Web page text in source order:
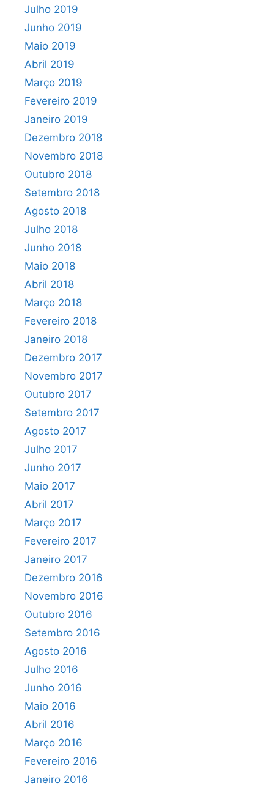
Julho 2019
Junho 2019
Maio 2019
Abril 2019
Março 2019
Fevereiro 2019
Janeiro 2019
Dezembro 2018
Novembro 2018
Outubro 2018
Setembro 2018
Agosto 2018
Julho 2018
Junho 2018
Maio 2018
Abril 2018
Março 2018
Fevereiro 2018
Janeiro 2018
Dezembro 2017
Novembro 2017
Outubro 2017
Setembro 2017
Agosto 2017
Julho 2017
Junho 2017
Maio 2017
Abril 2017
Março 2017
Fevereiro 2017
Janeiro 2017
Dezembro 2016
Novembro 2016
Outubro 2016
Setembro 2016
Agosto 2016
Julho 2016
Junho 2016
Maio 2016
Abril 2016
Março 2016
Fevereiro 2016
Janeiro 2016